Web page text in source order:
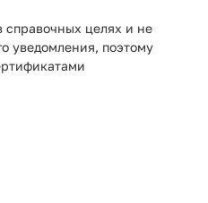
справочных целях и не
уведомления, поэтому